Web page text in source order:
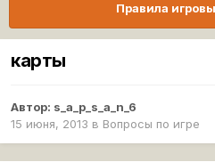
Правила
карты
Автор: s_a_p_s_a_n_6
15 июня, 2013 в Вопросы по игре